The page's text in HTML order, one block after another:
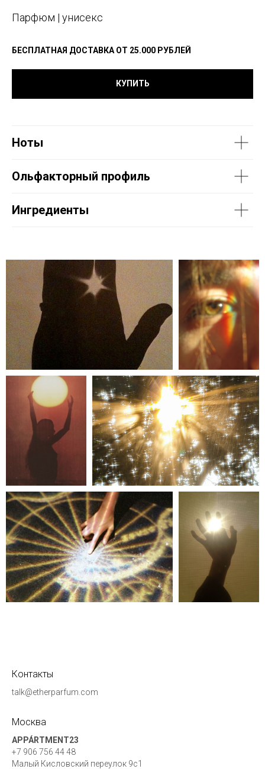
Парфюм | унисекс
БЕСПЛАТНАЯ ДОСТАВКА ОТ 25.000 РУБЛЕЙ
КУПИТЬ
Ноты
Ольфакторный профиль
Ингредиенты
Контакты
talk@etherparfum.com
Москва
APPÁRTMENT23
+7 906 756 44 48
Малый Кисловский переулок 9с1